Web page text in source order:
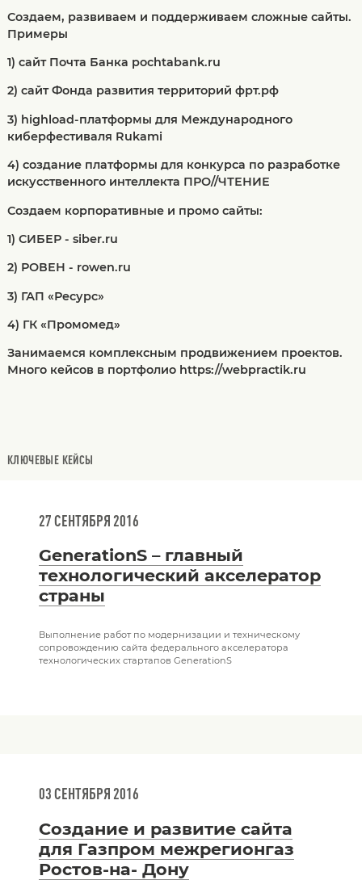
Создаем, развиваем и поддерживаем сложные сайты.
Примеры
1) сайт Почта Банка pochtabank.ru
2) сайт Фонда развития территорий фрт.рф
3) highload-платформы для Международного
киберфестиваля Rukami
4) создание платформы для конкурса по разработке
искусственного интеллекта ПРО//ЧТЕНИЕ
Создаем корпоративные и промо сайты:
1) СИБЕР - siber.ru
2) РОВЕН - rowen.ru
3) ГАП «Ресурс»
4) ГК «Промомед»
Занимаемся комплексным продвижением проектов.
Много кейсов в портфолио https://webpractik.ru
КЛЮЧЕВЫЕ КЕЙСЫ
GenerationS – главный
технологический акселератор
страны
27 СЕНТЯБРЯ 2016
Выполнение работ по модернизации и техническому
сопровождению сайта федерального акселератора
технологических стартапов GenerationS
Создание и развитие сайта
для Газпром межрегионгаз
Ростов-на- Дону
03 СЕНТЯБРЯ 2016